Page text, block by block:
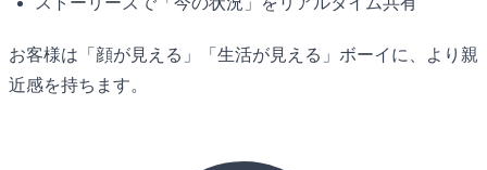
お客様は「顔が見える」「生活が見える」ボーイに、より親
近感を持ちます。